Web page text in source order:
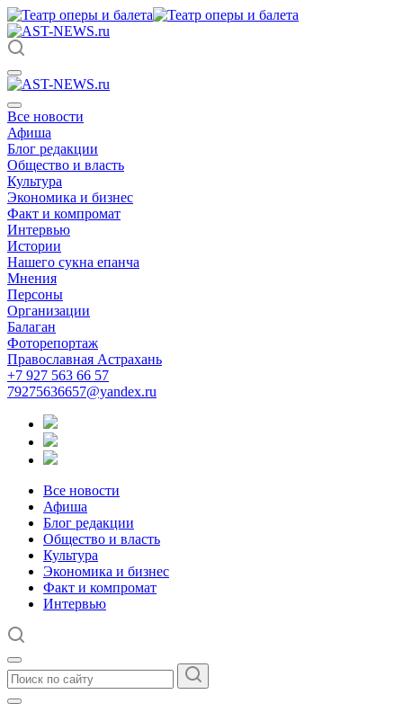
Все новости
Афиша
Блог редакции
Общество и власть
Культура
Экономика и бизнес
Факт и компромат
Интервью
Истории
Нашего сукна епанча
Мнения
Персоны
Организации
Балаган
Фоторепортаж
Православная Астрахань
+7 927 563 66 57
79275636657@yandex.ru
Все новости
Афиша
Блог редакции
Общество и власть
Культура
Экономика и бизнес
Факт и компромат
Интервью